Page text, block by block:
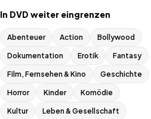
In DVD weiter eingrenzen
Abenteuer Action Bollywood
Dokumentation Erotik Fantasy
Film, Fernsehen & Kino Geschichte
Horror Kinder Komödie
Kultur Leben & Gesellschaft